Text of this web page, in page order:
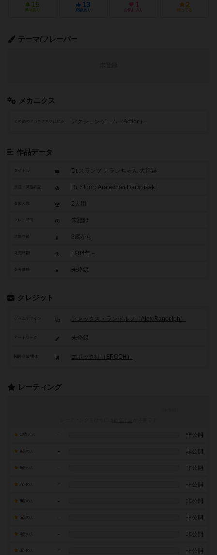
15
興味あり
13
経験あり
1
お気に入り
2
持ってる
テーマ/フレーバー
メカニクス
その他のメカニクスや仕組み アクションゲーム（Action）
作品データ
タイトル Dr.スランプ アラレちゃん 大追跡
Dr. Slump Ararechan Daitsuiseki
参加人数 2人用
未登録
3歳から
1984年～
参考価格 未登録
クレジット
ゲームデザイン アレックス・ランドルフ（Alex Randolph）
アートワーク 未登録
エポック社（EPOCH）
レーティング
- 非公開
- 非公開
- 非公開
7点の人 - 非公開
- 非公開
- 非公開
- 非公開
- 非公開